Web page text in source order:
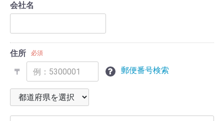
会社名
住所 必須
〒 郵便番号検索